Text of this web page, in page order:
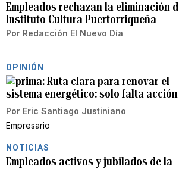
Empleados rechazan la eliminación
Instituto Cultura Puertorriqueña
Por Redacción El Nuevo Día
OPINIÓN
Ruta clara para renovar el
sistema energético: solo falta acción
Por Eric Santiago Justiniano
Empresario
NOTICIAS
Empleados activos y jubilados de la